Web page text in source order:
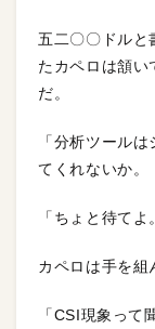
五二〇〇ドルと
たカペロは頷い
だ。
「分析ツール
てくれないか。
「ちょと待て
カペロは手を組
「CSI現象って